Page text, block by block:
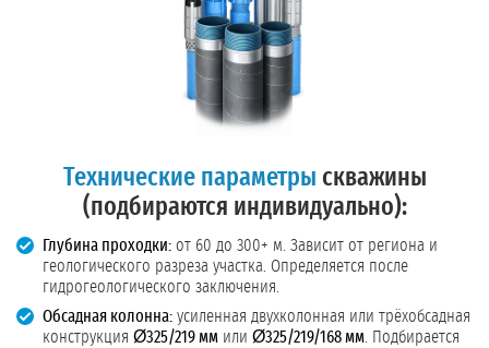
Технические параметры скважины
(подбираются индивидуально):
Глубина проходки: от 60 до 300+ м. Зависит от региона и
геологического разреза участка. Определяется после
гидрогеологического заключения.
Обсадная колонна: усиленная двухколонная или трёхобсадная
конструкция Ø325/219 мм или Ø325/219/168 мм . Подбирается